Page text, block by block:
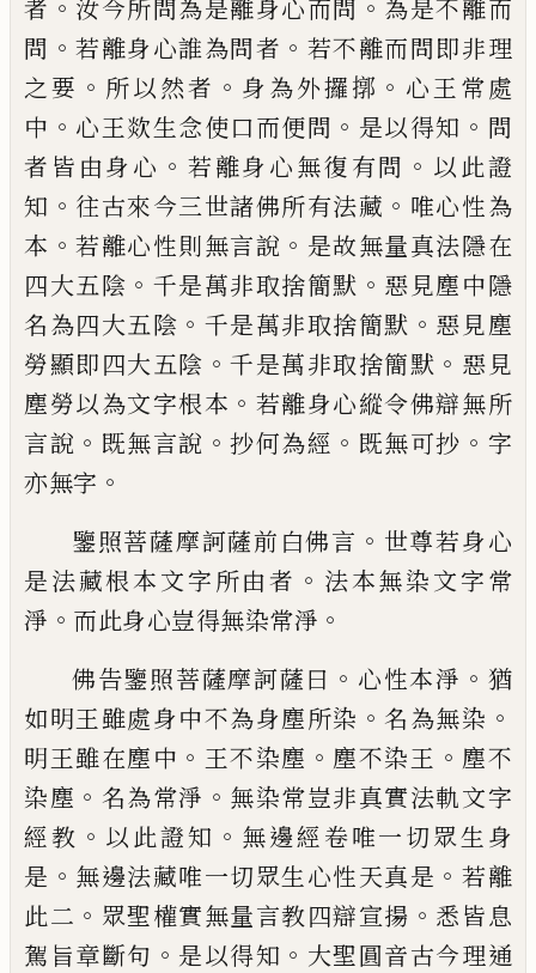
者 。 汝今所問為是離身心而問 。 為是不離而
問 。若離身心誰為問者 。 若不離而問即非理
之要 。 所以然者 。 身為外攞㨯 。 心王常處
中 。 心王欻生念使口而便問 。 是以得知 。 問
者皆由身心 。 若離身心無復有問 。 以此證
知 。 往古來今三世諸佛所有法藏 。 唯心性為
本 。若離心性則無言說 。 是故無量真法隱在
四大五陰 。 千是萬非取捨簡默 。 惡見塵中隱
名為四大五陰 。 千是萬非取捨簡默 。 惡見塵
勞顯即四大五陰 。千是萬非取捨簡默 。 惡見
塵勞以為文字根本 。 若離身心縱令佛辯無所
言說 。 既無言說 。抄何為經 。 既無可抄 。 字
亦無字 。
鑒照菩薩摩訶薩前白佛言 。 世尊若身心
是法藏根本文字所由者 。 法本無染文字常
淨 。 而此身心豈得無染常淨 。
佛告鑒照菩薩摩訶薩曰 。 心性本淨 。 猶
如明王雖處身中不為身塵所染 。名為無染 。
明王雖在塵中 。 王不染塵 。 塵不染王 。 塵不
染塵 。 名為常淨 。 無染常豈非真實法軌文字
經教 。 以此證知 。 無邊經卷唯一切眾生身
是 。 無邊法藏唯一切眾生心性天真是 。 若離
此二 。 眾聖權實無量言教四辯宣揚 。 悉皆息
駕旨章斷句 。 是以得知 。 大聖圓音古今理通